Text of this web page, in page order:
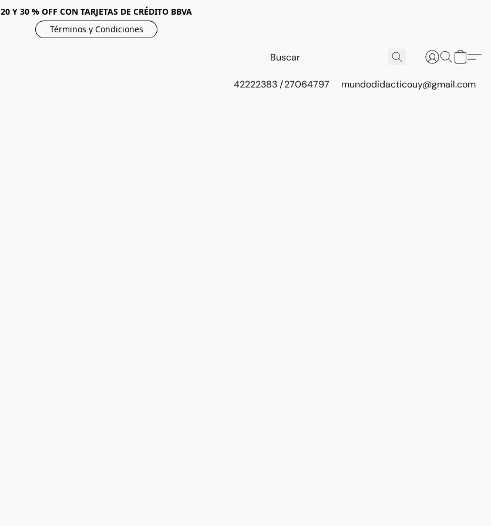
20 Y 30 % OFF CON TARJETAS DE CRÉDITO BBVA
Términos y Condiciones
42222383 / 27064797 mundodidacticouy@gmail.com